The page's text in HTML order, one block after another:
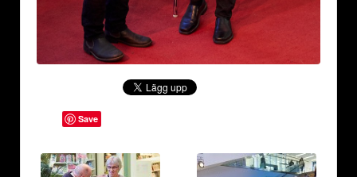
Save